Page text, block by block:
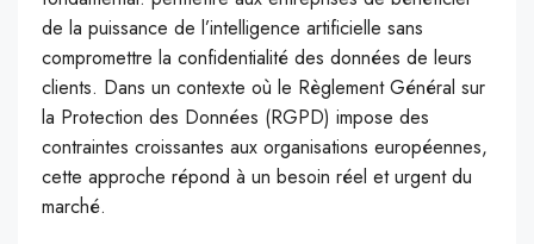
de la puissance de l’intelligence artificielle sans
compromettre la confidentialité des données de leurs
clients. Dans un contexte où le Règlement Général sur
la Protection des Données (RGPD) impose des
contraintes croissantes aux organisations européennes,
cette approche répond à un besoin réel et urgent du
marché.